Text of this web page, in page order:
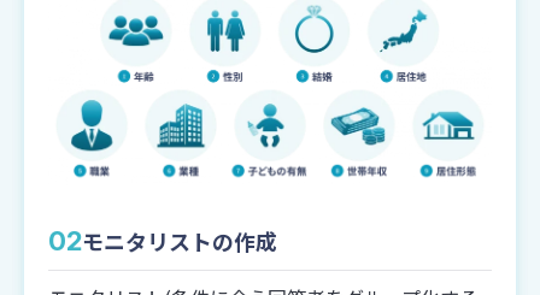
設定可能数
99個まで(2問換算)
通常マトリクス
形式
（単一/複数/混合）
マトリクスSD法
形式
（評価調査）
換算方法
02モニタリストの作成